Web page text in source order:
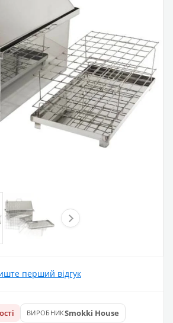
перший відгук
ВИРОБНИКSmokki House